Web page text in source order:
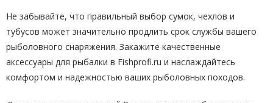
Не забывайте, что правильный выбор сумок, чехлов и
тубусов может значительно продлить срок службы вашего
рыболовного снаряжения. Закажите качественные
аксессуары для рыбалки в Fishprofi.ru и наслаждайтесь
комфортом и надежностью ваших рыболовных походов.